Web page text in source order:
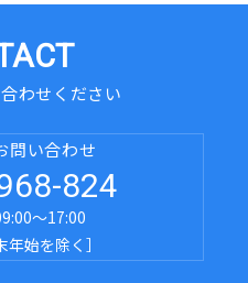
わせください
問い合わせ
824
～17:00
年始を除く］